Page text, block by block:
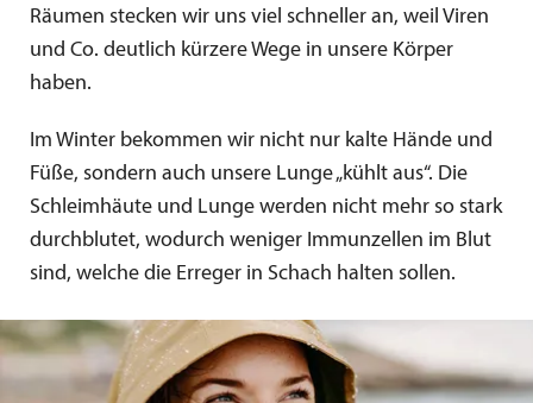
Räumen stecken wir uns viel schneller an, weil Viren
und Co. deutlich kürzere Wege in unsere Körper
haben.
Im Winter bekommen wir nicht nur kalte Hände und
Füße, sondern auch unsere Lunge „kühlt aus“. Die
Schleimhäute und Lunge werden nicht mehr so stark
durchblutet, wodurch weniger Immunzellen im Blut
sind, welche die Erreger in Schach halten sollen.